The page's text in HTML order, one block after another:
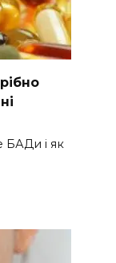
БАДи і як